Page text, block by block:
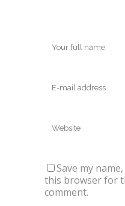
Save my
this browser for
comment.